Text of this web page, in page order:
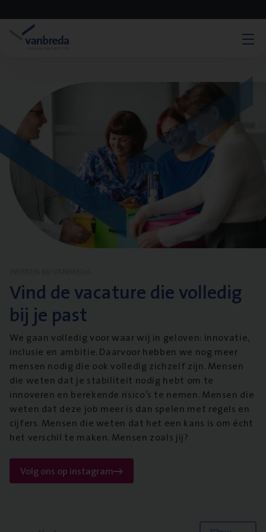
Vind de vacature die volledig
bij je past
We gaan volledig voor waar wij in geloven: innovatie,
inclusie en ambitie. Daarvoor hebben we nog meer
mensen nodig die ook volledig zichzelf zijn. Mensen
die weten dat je stabiliteit nodig hebt om te
innoveren en berekende risico’s te nemen. Mensen die
weten dat deze job meer is dan spelen met regels en
cijfers. Mensen die weten dat het een kans is om écht
het verschil te maken. Mensen zoals jij?
Volg ons op instagram